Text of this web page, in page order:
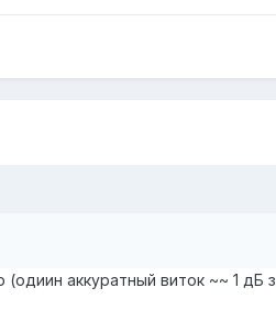
аккуратный виток ~~ 1 дБ